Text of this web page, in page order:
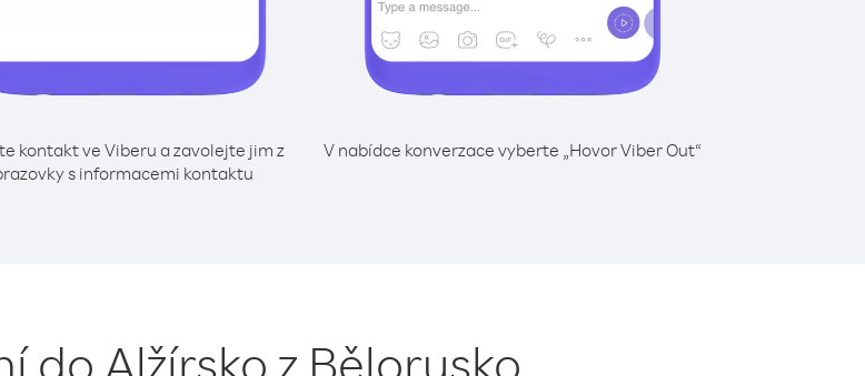
kontakt ve Viberu a zavolejte jim z
s informacemi kontaktu
V nabídce konverzace vyberte „Hovor Viber Out“
do Alžírsko z Bělorusko